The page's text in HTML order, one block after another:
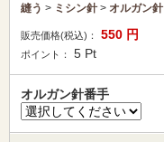
縫う > ミシン針> オルガン針
販売価格(税込)： 550 円
ポイント： 5 Pt
オルガン針番手